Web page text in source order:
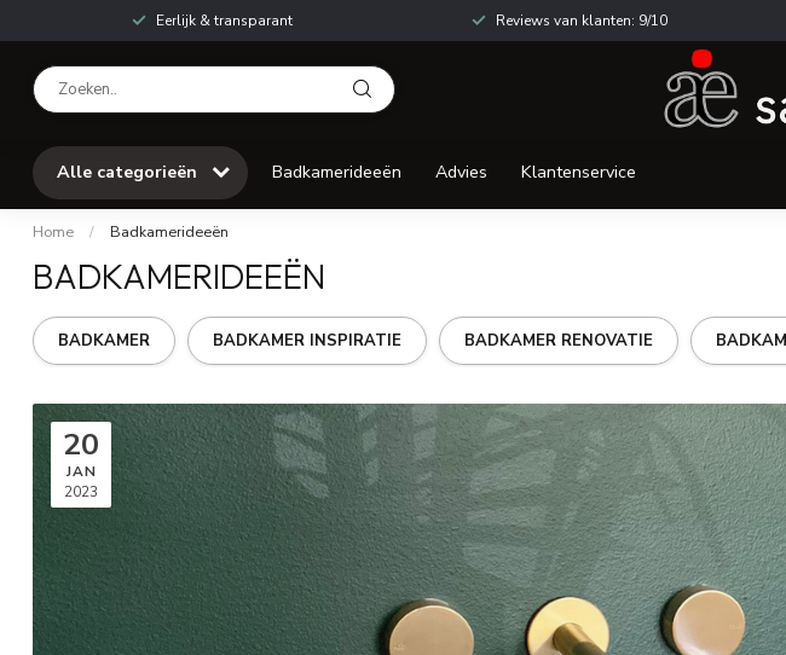
Eerlijk & transparant Reviews van klanten: 9/10
Alle categorieën Badkamerideeën Advies Klantenservice
Home / Badkamerideeën
BADKAMERIDEEËN
BADKAMER BADKAMER INSPIRATIE BADKAMER RENOVATIE
20
JAN
2023